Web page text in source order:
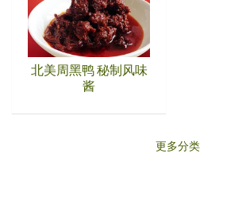
北美周黑鸭 秘制风味
酱
更多分类